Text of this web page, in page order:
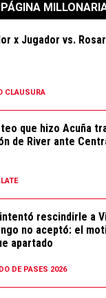
x Jugador vs.
CLAUSURA
que hizo Acuña
de River ante
rescindirle a
no aceptó: el
apartado
DE PASES 2026